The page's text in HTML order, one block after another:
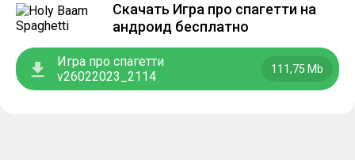
Скачать Игра про спагетти на
андроид бесплатно
Игра про спагетти
v26022023_2114
111,75 Mb